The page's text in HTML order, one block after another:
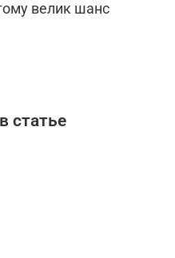
велик шанс
статье